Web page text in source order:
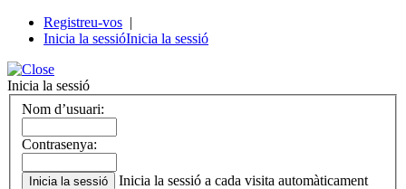
Registreu-vos |
Inicia la sessióInicia la sessió
Inicia la sessió
Nom d’usuari:
Contrasenya:
Inicia la sessió a cada visita automàticament